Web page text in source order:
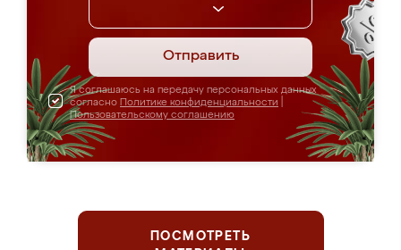
Отправить
Я соглашаюсь на передачу персональных данных
согласно Политике конфиденциальности
Пользовательскому соглашению
ПОСМОТРЕТЬ